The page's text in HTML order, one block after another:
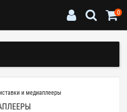
0
и медиаплееры